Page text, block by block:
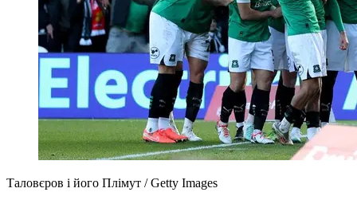
Таловєров і його Плімут / Getty Images